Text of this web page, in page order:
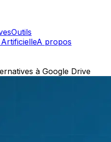
Outils
A propos
à Google Drive